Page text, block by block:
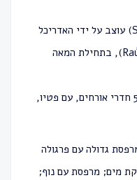
בית פנדוס הנמצא בסינטרה (Sintra) עוצב על ידי האדריכל
הפורטוגלי הנודע, ראול לינו (Raúl Lino), בתחילת המאה
מבנה של 4 קומות, 17 חדרי שינה, 5 חדרי אורחים, עם פטיו,
מרפסת גדולה עם פרגולה
מים; מרפסת עם נוף;